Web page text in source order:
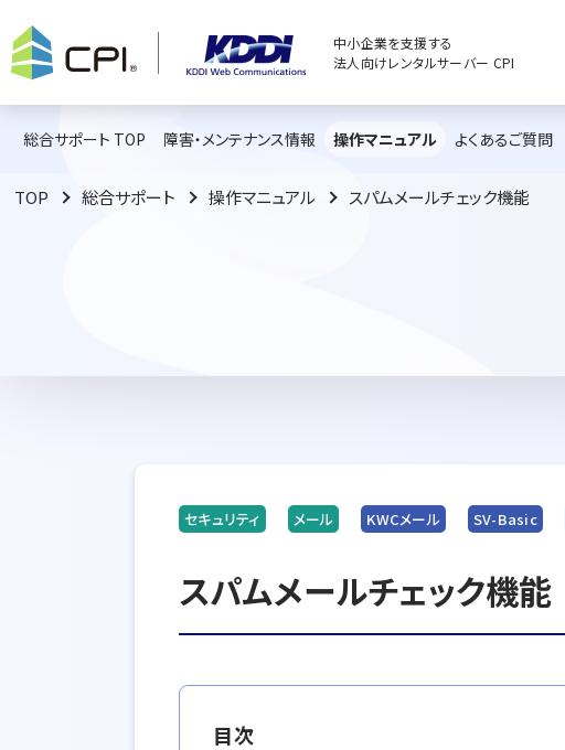
中小企業を支援する
法人向けレンタルサーバー CPI
総合サポート TOP 障害・メンテナンス情報 操作マニュアル よくあるご質問
TOP 総合サポート 操作マニュアル スパムメールチェック機能
セキュリティ メール KWCメール SV-Basic
スパムメールチェック機能
目次